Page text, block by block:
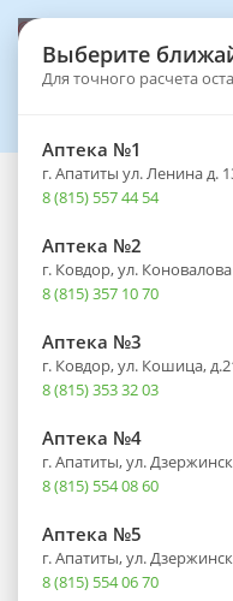
Выберите
Для точного расчета
Аптека №1
г. Апатиты ул. Ленина д.
8 (815) 557 44 54
Аптека №2
г. Ковдор, ул.
8 (815) 357 10 70
Аптека №3
г. Ковдор, ул. Кошица,
8 (815) 353 32 03
Аптека №4
г. Апатиты, ул.
8 (815) 554 08 60
Аптека №5
г. Апатиты, ул.
8 (815) 554 06 70
Каталог - Лечебное и
Чай
1,5г №20